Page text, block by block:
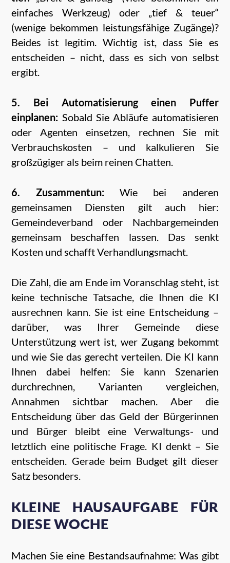
einfaches Werkzeug) oder „tief & teuer“
(wenige bekommen leistungsfähige Zugänge)?
Beides ist legitim. Wichtig ist, dass Sie es
entscheiden – nicht, dass es sich von selbst
ergibt.
5. Bei Automatisierung einen Puffer
einplanen: Sobald Sie Abläufe automatisieren
oder Agenten einsetzen, rechnen Sie mit
Verbrauchskosten – und kalkulieren Sie
großzügiger als beim reinen Chatten.
6. Zusammentun:Wie bei anderen
gemeinsamen Diensten gilt auch hier:
Gemeindeverband oder Nachbargemeinden
gemeinsam beschaffen lassen. Das senkt
Kosten und schafft Verhandlungsmacht.
Die Zahl, die am Ende im Voranschlag steht, ist
keine technische Tatsache, die Ihnen die KI
ausrechnen kann. Sie ist eine Entscheidung –
darüber, was Ihrer Gemeinde diese
Unterstützung wert ist, wer Zugang bekommt
und wie Sie das gerecht verteilen. Die KI kann
Ihnen dabei helfen: Sie kann Szenarien
durchrechnen, Varianten vergleichen,
Annahmen sichtbar machen. Aber die
Entscheidung über das Geld der Bürgerinnen
und Bürger bleibt eine Verwaltungs- und
letztlich eine politische Frage. KI denkt – Sie
entscheiden. Gerade beim Budget gilt dieser
Satz besonders.
KLEINE HAUSAUFGABE FÜR
DIESE WOCHE
Machen Sie eine Bestandsaufnahme: Was gibt